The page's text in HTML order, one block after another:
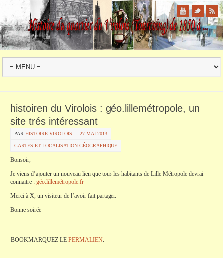
histoiren du Virolois : géo.lillemétropole, un
site trés intéressant
PAR HISTOIRE VIROLOIS 27 MAI 2013
CARTES ET LOCALISATION GÉOGRAPHIQUE
Bonsoir,
Je viens d’ajouter un nouveau lien que tous les habitants de Lille Métropole devrai
connaitre : géo.lillemétropole.fr
Merci à X, un visiteur de l’avoir fait partager.
Bonne soirée
BOOKMARQUEZ LE PERMALIEN.